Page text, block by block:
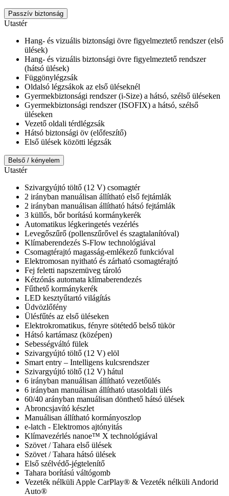
Passzív biztonság
Utastér
Hang- és vizuális biztonsági övre figyelmeztető rendszer (első
ülések)
Hang- és vizuális biztonsági övre figyelmeztető rendszer
(hátsó ülések)
Függönylégzsák
Oldalsó légzsákok az első üléseknél
Gyermekbiztonsági rendszer (i-Size) a hátsó, szélső üléseken
Gyermekbiztonsági rendszer (ISOFIX) a hátsó, szélső
üléseken
Vezető oldali térdlégzsák
Hátsó biztonsági öv (előfeszítő)
Első ülések közötti légzsák
Belső / kényelem
Utastér
Szivargyújtó töltő (12 V) csomagtér
2 irányban manuálisan állítható első fejtámlák
2 irányban manuálisan állítható hátsó fejtámlák
3 küllős, bőr borítású kormánykerék
Automatikus légkeringetés vezérlés
Levegőszűrő (pollenszűrővel és szagtalanítóval)
Klímaberendezés S-Flow technológiával
Csomagtérajtó magasság-emlékező funkcióval
Elektromosan nyitható és zárható csomagtérajtó
Fej feletti napszemüveg tároló
Kétzónás automata klímaberendezés
Fűthető kormánykerék
LED kesztyűtartó világítás
Üdvözlőfény
Ülésfűtés az első üléseken
Elektrokromatikus, fényre sötétedő belső tükör
Hátsó kartámasz (középen)
Sebességváltó fülek
Szivargyújtó töltő (12 V) elöl
Smart entry – Intelligens kulcsrendszer
Szivargyújtó töltő (12 V) hátul
6 irányban manuálisan állítható vezetőülés
6 irányban manuálisan állítható utasoldali ülés
60/40 arányban manuálisan dönthető hátsó ülések
Abroncsjavító készlet
Manuálisan állítható kormányoszlop
e-latch - Elektromos ajtónyitás
Klímavezérlés nanoe™ X technológiával
Szövet / Tahara első ülések
Szövet / Tahara hátsó ülések
Első szélvédő-jégtelenítő
Tahara borítású váltógomb
Vezeték nélküli Apple CarPlay® & Vezeték nélküli Andorid
Auto®